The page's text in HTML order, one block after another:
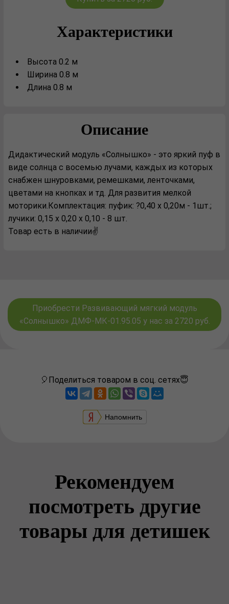
Характеристики
Высота 0.2 м
Ширина 0.8 м
Длина 0.8 м
Описание
Дидактический модуль «Солнышко» - это яркий пуф в
виде солнца с восемью лучами, каждых из которых
снабжен шнуровками, ремешками, ленточками,
цветами на кнопках и тд. Для развития мелкой
моторики.Комплектация: пуфик: ?0,40 x 0,20м - 1шт.;
лучики: 0,15 x 0,20 x 0,10 - 8 шт.
Товар есть в наличии✌️
Приобрести Развивающий мягкий модуль
«Солнышко» ДМФ-МК-01.95.05 у нас за 2720 руб.
🎈Поделиться товаром в соц. сетях😇
Напомнить
Рекомендуем
посмотреть другие
товары для детишек